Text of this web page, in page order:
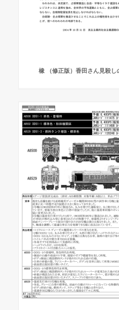
橡 （修正版）香田さん見殺し